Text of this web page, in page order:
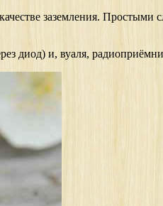
заземления. Простыми
диод) и, вуаля,